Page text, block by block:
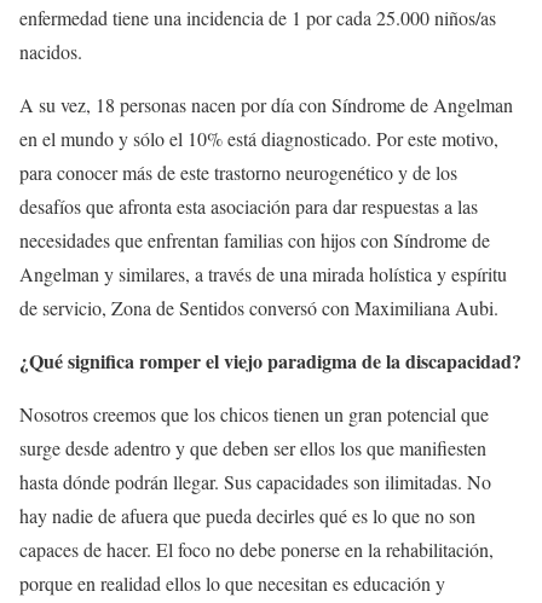
enfermedad tiene una incidencia de 1 por cada 25.000 niños/as
nacidos.
A su vez, 18 personas nacen por día con Síndrome de Angelman
en el mundo y sólo el 10% está diagnosticado. Por este motivo,
para conocer más de este trastorno neurogenético y de los
desafíos que afronta esta asociación para dar respuestas a las
necesidades que enfrentan familias con hijos con Síndrome de
Angelman y similares, a través de una mirada holística y espíritu
de servicio, Zona de Sentidos conversó con Maximiliana Aubi.
¿Qué significa romper el viejo paradigma de la discapacidad?
Nosotros creemos que los chicos tienen un gran potencial que
surge desde adentro y que deben ser ellos los que manifiesten
hasta dónde podrán llegar. Sus capacidades son ilimitadas. No
hay nadie de afuera que pueda decirles qué es lo que no son
capaces de hacer. El foco no debe ponerse en la rehabilitación,
porque en realidad ellos lo que necesitan es educación y